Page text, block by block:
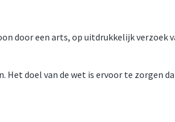
door een arts, op uitdrukkelijk verzoek
Het doel van de wet is ervoor te zorgen